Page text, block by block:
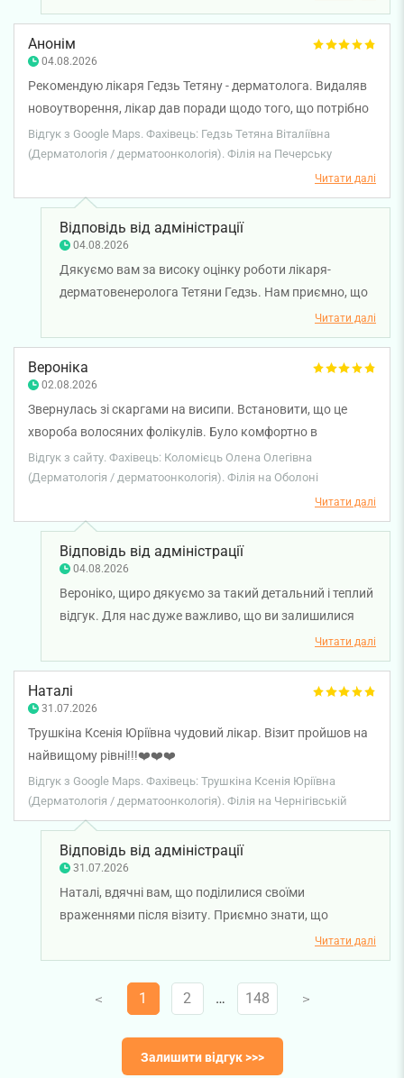
професіоналізм, а також привітність нашого
адміністратора. Бажаємо вам міцного здоров’я!
Анонім
04.08.2026
Рекомендую лікаря Гедзь Тетяну - дерматолога. Видаляв
новоутворення, лікар дав поради щодо того, що потрібно
видаляти, а що не критично. Процедура пройшла
безболісно, лікар весь час цікавилась самопочуттям.
Рекомендую до запису, особливо, якщо потрібно щось
видаляти. Із додаткового - робочу кушетку при мені вже
після маніпуляцій протирали антисептиком, тому за
гігієну в цьому закладі можна не переживати.
Відгук з Google Maps. Фахівець: Гедзь Тетяна Віталіївна
(Дерматологія / дерматоонкологія). Філія на Печерську
Читати далі
Відповідь від адміністрації
04.08.2026
Дякуємо вам за високу оцінку роботи лікаря-
дерматовенеролога Тетяни Гедзь. Нам приємно, що
ви залишилися задоволені консультацією, отримали
вичерпні рекомендації та комфортно почувалися під
час процедури. Ми докладаємо всіх зусиль, щоб
кожен пацієнт почувався впевнено та безпечно під
час візиту. Бажаємо вам міцного здоров'я!
Читати далі
Вероніка
02.08.2026
Звернулась зі скаргами на висипи. Встановити, що це
хвороба волосяних фолікулів. Було комфортно в
комунікації. Призначали лікування (не за всі гроші світу і
без фанатизму) і результат просто чудовий. На шкірі
немає ніяких запалень і висипів. Мабуть, що краще ніж
«до» всієї цієї історії. Роботою лікарки повністю
задоволена! Та сміливо можу порекомендувати друзям,
знайомим на візит! Дякую!
Відгук з сайту. Фахівець: Коломієць Олена Олегівна
(Дерматологія / дерматоонкологія). Філія на Оболоні
Читати далі
Відповідь від адміністрації
04.08.2026
Вероніко, щиро дякуємо за такий детальний і теплий
відгук. Для нас дуже важливо, що ви залишилися
задоволені не лише результатом лікування, а й
самим процесом спілкування з лікарем-
дерматовенерологом Олени Коломієць. Ми
переконані, що ефективне лікування має бути
обґрунтованим, індивідуальним і без зайвих
призначень, тому особливо приємно, що ви це
відзначили. Бажаємо вам міцного здоров'я!
Читати далі
Наталі
31.07.2026
Трушкіна Ксенія Юріївна чудовий лікар. Візит пройшов на
найвищому рівні!!!❤️❤️❤️
Відгук з Google Maps. Фахівець: Трушкіна Ксенія Юріївна
(Дерматологія / дерматоонкологія). Філія на Чернігівській
Відповідь від адміністрації
31.07.2026
Наталі, вдячні вам, що поділилися своїми
враженнями після візиту. Приємно знати, що
професійний підхід лікаря-дерматовенеролога Ксенії
Трушкіної та атмосфера під час консультації
повністю виправдали ваші очікування. Бажаємо вам
міцного здоров'я!
Читати далі
V 1 2 … 148 V
Залишити відгук >>>